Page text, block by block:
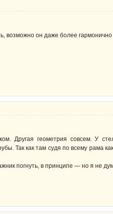
возможно он даже более
Другая геометрия совсем. У
Так как там судя по всему рама
погнуть, в принципе — но я не